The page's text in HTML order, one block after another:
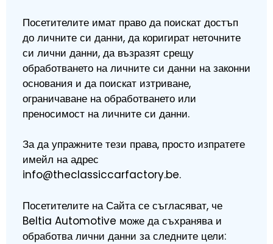
Посетителите имат право да поискат достъп
до личните си данни, да коригират неточните
си лични данни, да възразят срещу
обработването на личните си данни на законни
основания и да поискат изтриване,
ограничаване на обработването или
преносимост на личните си данни.
За да упражните тези права, просто изпратете
имейл на адрес
info@theclassiccarfactory.be.
Посетителите на Сайта се съгласяват, че
Beltia Automotive може да съхранява и
обработва лични данни за следните цели: